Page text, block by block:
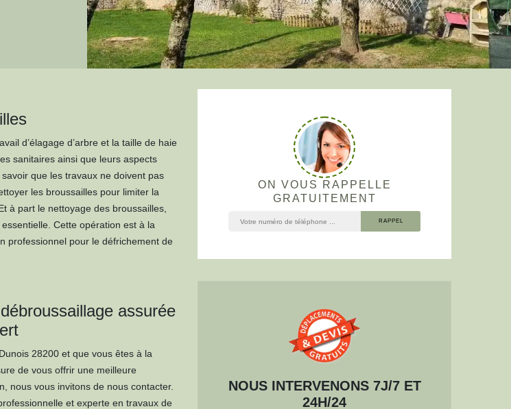
d’élagage d’arbre et la taille de haie
sanitaires ainsi que leurs aspects
que les travaux ne doivent pas
les broussailles pour limiter la
à part le nettoyage des broussailles,
Cette opération est à la
professionnel pour le défrichement de
assurée
28200 et que vous êtes à la
de vous offrir une meilleure
nous vous invitons de nous contacter.
et experte en travaux de
ON VOUS RAPPELLE
GRATUITEMENT
NOUS INTERVENONS 7J/7 ET
24H/24